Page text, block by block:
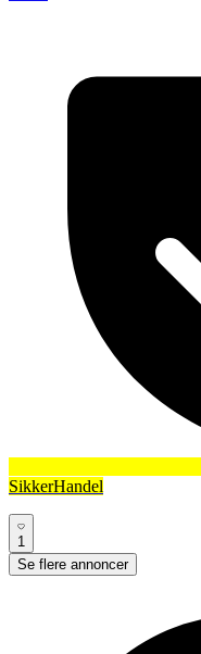
SikkerHandel
1
Se flere annoncer